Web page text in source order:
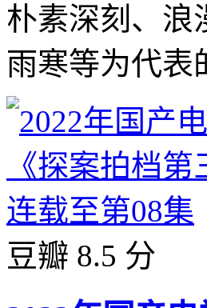
朴素深刻、浪
雨寒等为代
豆瓣 8.5 分